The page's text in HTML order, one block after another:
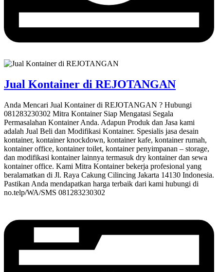
Jual Kontainer di REJOTANGAN
Anda Mencari Jual Kontainer di REJOTANGAN ? Hubungi
081283230302 Mitra Kontainer Siap Mengatasi Segala
Permasalahan Kontainer Anda. Adapun Produk dan Jasa kami
adalah Jual Beli dan Modifikasi Kontainer. Spesialis jasa desain
kontainer, kontainer knockdown, kontainer kafe, kontainer rumah,
kontainer office, kontainer toilet, kontainer penyimpanan – storage,
dan modifikasi kontainer lainnya termasuk dry kontainer dan sewa
kontainer office. Kami Mitra Kontainer bekerja profesional yang
beralamatkan di Jl. Raya Cakung Cilincing Jakarta 14130 Indonesia.
Pastikan Anda mendapatkan harga terbaik dari kami hubungi di
no.telp/WA/SMS 081283230302